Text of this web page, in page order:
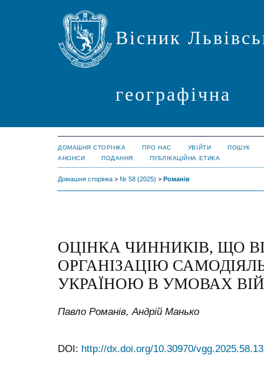
Вісник
географічна
ДОМАШНЯ СТОРІНКА ПРО НАС УВІЙТИ
ПОШУК
АНОНСИ
ПОДАННЯ ПУБЛІКАЦІЙНА ЕТИКА
Домашня сторінка > № 58 (2025) > Романів
ОЦІНКА ЧИННИКІВ, ЩО
ОРГАНІЗАЦІЮ
УКРАЇНОЮ В УМОВАХ
Павло Романів, Андрій Манько
DOI: http://dx.doi.org/10.30970/